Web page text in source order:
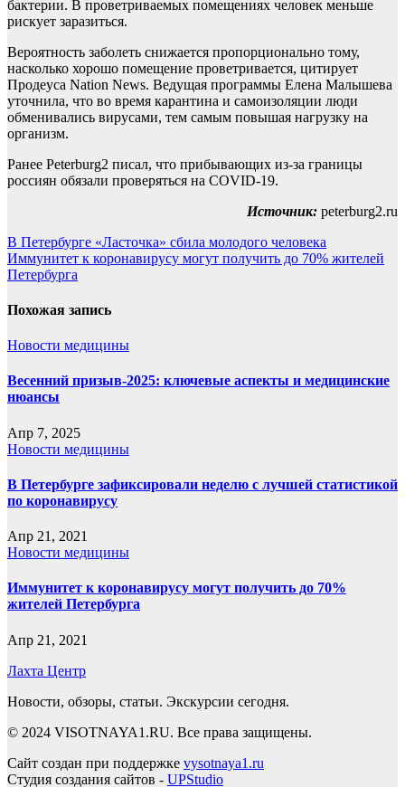
бактерии. В проветриваемых помещениях человек меньше
рискует заразиться.
Вероятность заболеть снижается пропорционально тому,
насколько хорошо помещение проветривается, цитирует
Продеуса Nation News. Ведущая программы Елена Малышева
уточнила, что во время карантина и самоизоляции люди
обменивались вирусами, тем самым повышая нагрузку на
организм.
Ранее Peterburg2 писал, что прибывающих из-за границы
россиян обязали проверяться на COVID-19.
Источник: peterburg2.ru
Навигация
по
В Петербурге «Ласточка» сбила молодого человека
Иммунитет к коронавирусу могут получить до 70% жителей
Петербурга
Похожая запись
Новости медицины
Весенний призыв-2025: ключевые аспекты и медицинские
нюансы
Апр 7, 2025
Новости медицины
В Петербурге зафиксировали неделю с лучшей статистикой
по коронавирусу
Апр 21, 2021
Новости медицины
Иммунитет к коронавирусу могут получить до 70%
жителей Петербурга
Апр 21, 2021
Лахта Центр
Новости, обзоры, статьи. Экскурсии сегодня.
© 2024 VISOTNAYA1.RU. Все права защищены.
Сайт создан при поддержке vysotnaya1.ru
Студия создания сайтов - UPStudio